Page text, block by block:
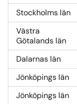
Stockholms län
Västra
Götalands län
Dalarnas län
Jönköpings län
Jönköpings län